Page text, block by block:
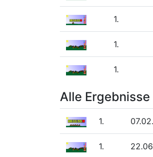
1.
1.
1.
Alle Ergebnisse
1.
1.